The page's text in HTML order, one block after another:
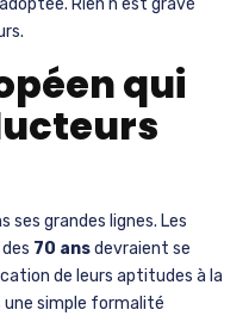
Rien n'est gravé
qui
ses grandes lignes. Les
70 ansdevraient se
de leurs aptitudes à la
une simple formalité